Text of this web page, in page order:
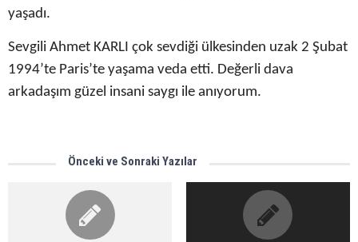
yaşadı.
Sevgili Ahmet KARLI çok sevdiği ülkesinden uzak 2 Şubat
1994’te Paris’te yaşama veda etti. Değerli dava
arkadaşım güzel insani saygı ile anıyorum.
Önceki ve Sonraki Yazılar